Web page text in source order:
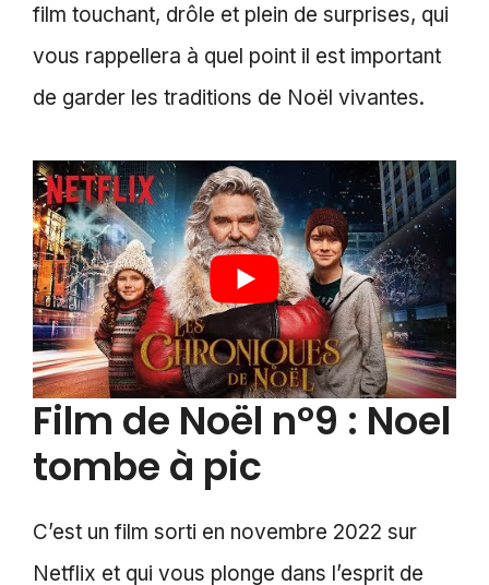
film touchant, drôle et plein de surprises, qui
vous rappellera à quel point il est important
de garder les traditions de Noël vivantes.
Film de Noël n°9 : Noel
tombe à pic
C’est un film sorti en novembre 2022 sur
Netflix et qui vous plonge dans l’esprit de